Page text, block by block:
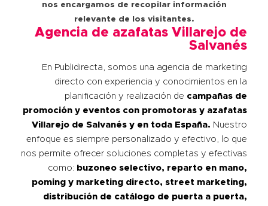
nos encargamos de recopilar información
relevante de los visitantes.
Agencia de azafatas Villarejo de
Salvanés
En Publidirecta, somos una agencia de marketing
directo con experiencia y conocimientos en la
planificación y realización de campañas de
promoción y eventos con promotoras y azafatas
Villarejo de Salvanés y en toda España. Nuestro
enfoque es siempre personalizado y efectivo, lo que
nos permite ofrecer soluciones completas y efectivas
como: buzoneo selectivo, reparto en mano,
poming y marketing directo, street marketing,
distribución de catálogo de puerta a puerta,